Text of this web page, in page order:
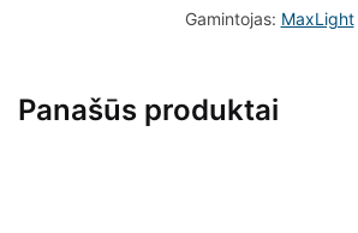
Gamintojas: MaxLight
Panašūs produktai